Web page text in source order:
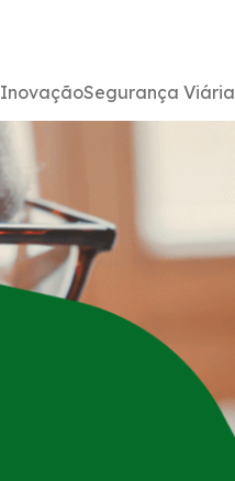
InovaçãoSegurança Viária